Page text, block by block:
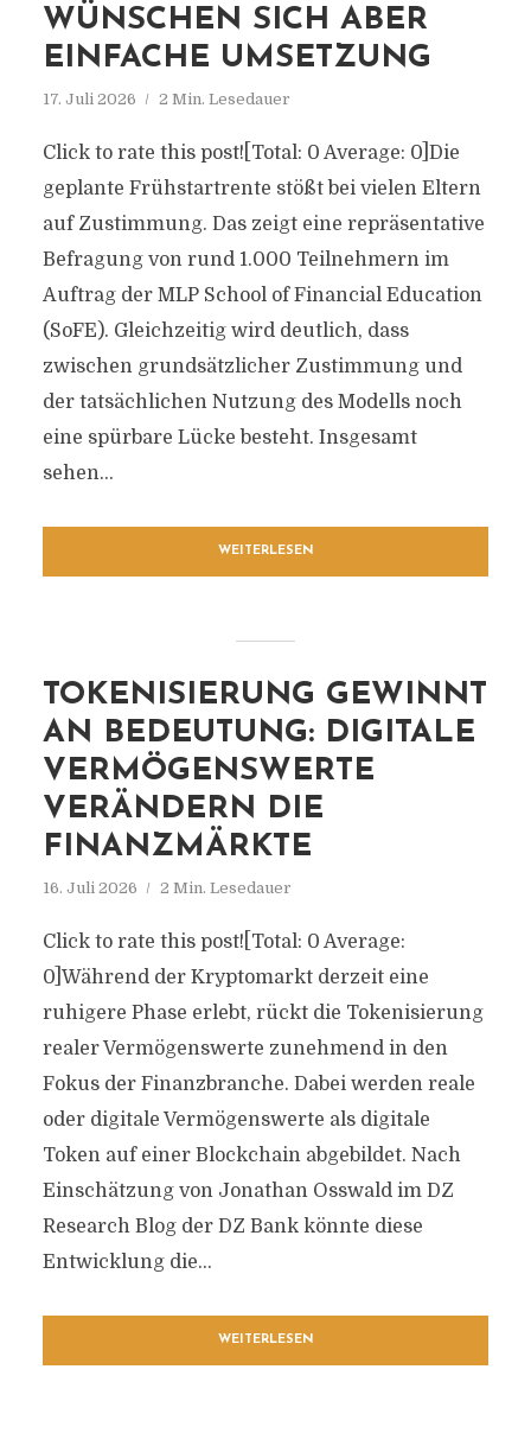
WÜNSCHEN SICH ABER
EINFACHE UMSETZUNG
17. Juli 2026 2 Min. Lesedauer
Click to rate this post![Total: 0 Average: 0]Die
geplante Frühstartrente stößt bei vielen Eltern
auf Zustimmung. Das zeigt eine repräsentative
Befragung von rund 1.000 Teilnehmern im
Auftrag der MLP School of Financial Education
(SoFE). Gleichzeitig wird deutlich, dass
zwischen grundsätzlicher Zustimmung und
der tatsächlichen Nutzung des Modells noch
eine spürbare Lücke besteht. Insgesamt
sehen...
WEITERLESEN
TOKENISIERUNG GEWINNT
AN BEDEUTUNG: DIGITALE
VERMÖGENSWERTE
VERÄNDERN DIE
FINANZMÄRKTE
16. Juli 2026 2 Min. Lesedauer
Click to rate this post![Total: 0 Average:
0]Während der Kryptomarkt derzeit eine
ruhigere Phase erlebt, rückt die Tokenisierung
realer Vermögenswerte zunehmend in den
Fokus der Finanzbranche. Dabei werden reale
oder digitale Vermögenswerte als digitale
Token auf einer Blockchain abgebildet. Nach
Einschätzung von Jonathan Osswald im DZ
Research Blog der DZ Bank könnte diese
Entwicklung die...
WEITERLESEN